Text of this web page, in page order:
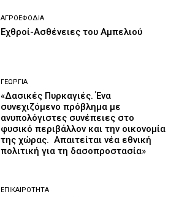
ΑΓΡΟΕΦΌΔΙΑ
Εχθροί-Ασθένειες του Αμπελιού
ΓΕΩΡΓΊΑ
«Δασικές Πυρκαγιές. Ένα
συνεχιζόμενο πρόβλημα με
ανυπολόγιστες συνέπειες στο
φυσικό περιβάλλον και την οικονομία
της χώρας. Απαιτείται νέα εθνική
πολιτική για τη δασοπροστασία»
ΕΠΙΚΑΙΡΌΤΗΤΑ